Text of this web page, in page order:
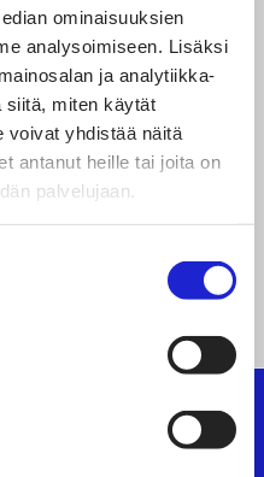
ominaisuuksien
analysoimiseen. Lisäksi
ja analytiikka-
siitä, miten käytät
voivat yhdistää näitä
antanut heille tai joita on
palvelujaan.